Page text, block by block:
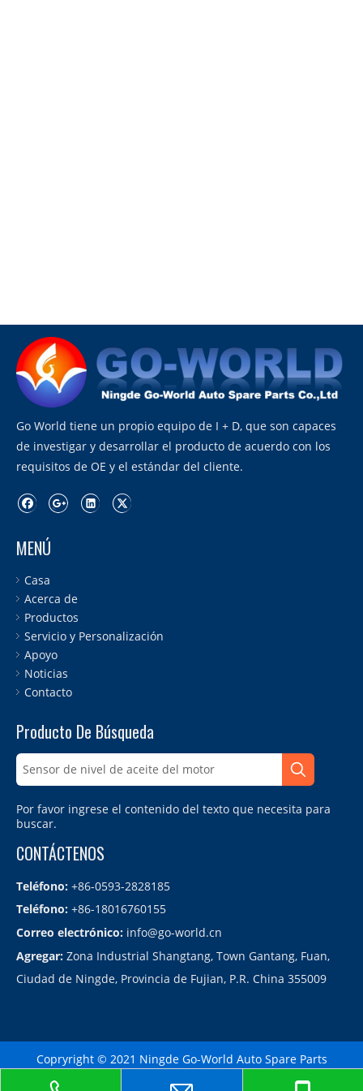
Go World tiene un propio equipo de I + D, que son capaces
de investigar y desarrollar el producto de acuerdo con los
requisitos de OE y el estándar del cliente.
MENÚ
Casa
Acerca de
Productos
Servicio y Personalización
Apoyo
Noticias
Contacto
Producto De Búsqueda
Por favor ingrese el contenido del texto que necesita para
buscar.
CONTÁCTENOS
Teléfono: +86-0593-2828185
Teléfono: +86-18016760155
Correo electrónico: info@go-world.cn
Agregar: Zona Industrial Shangtang, Town Gantang, Fuan,
Ciudad de Ningde, Provincia de Fujian, P.R. China 355009
Copryright © 2021 Ningde Go-World Auto Spare Parts
Co.,LTD.备案号：
| Technology